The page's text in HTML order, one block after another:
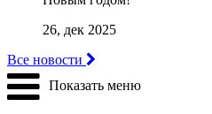
26, дек 2025
Все новости
Показать меню